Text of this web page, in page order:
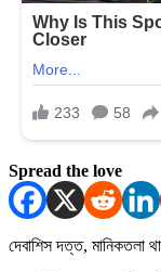
Spread the love
দেবাশিস দত্ত, মানিকতলা